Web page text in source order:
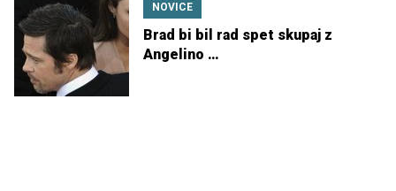
NOVICE
Brad bi bil rad spet skupaj z
Angelino …